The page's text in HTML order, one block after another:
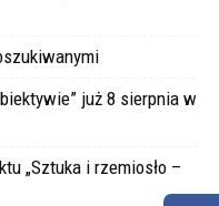
już 8 sierpnia w
„Sztuka i rzemiosło –